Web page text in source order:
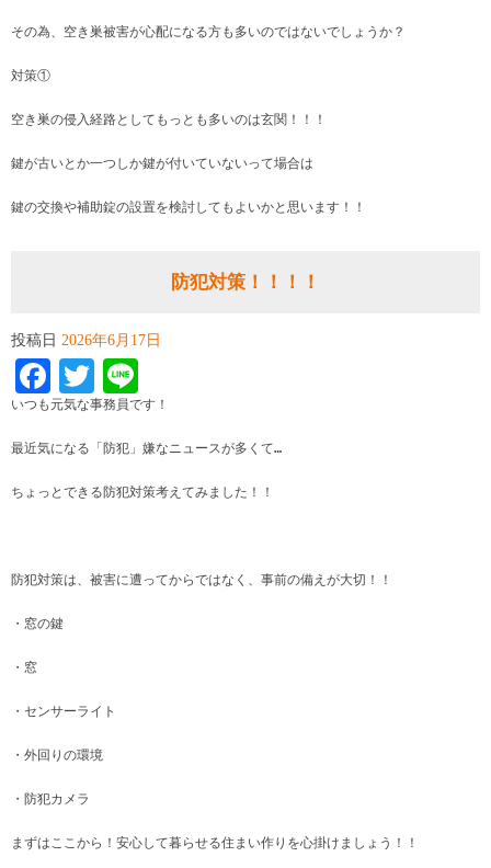
その為、空き巣被害が心配になる方も多いのではないでしょうか？
対策①
空き巣の侵入経路としてもっとも多いのは玄関！！！
鍵が古いとか一つしか鍵が付いていないって場合は
鍵の交換や補助錠の設置を検討してもよいかと思います！！
防犯対策！！！！
投稿日 2026年6月17日
Facebook
Twitter
いつも元気な事務員です！
最近気になる「防犯」嫌なニュースが多くて…
ちょっとできる防犯対策考えてみました！！
防犯対策は、被害に遭ってからではなく、事前の備えが大切！！
・窓の鍵
・窓
・センサーライト
・外回りの環境
・防犯カメラ
まずはここから！安心して暮らせる住まい作りを心掛けましょう！！